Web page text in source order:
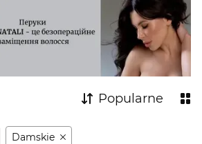
Popularne
Damskie